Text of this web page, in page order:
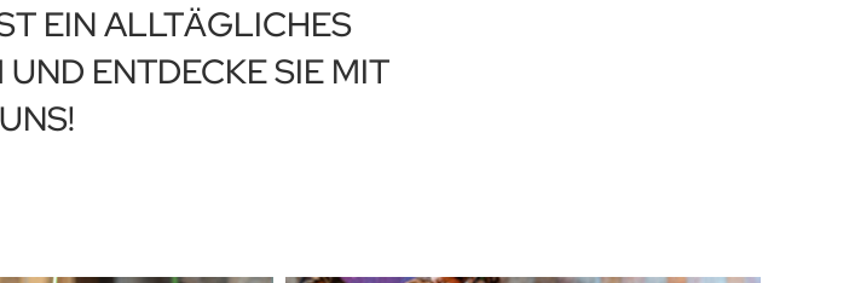
EIN ALLTӒGLICHES
ENTDECKE SIE MIT
UNS!